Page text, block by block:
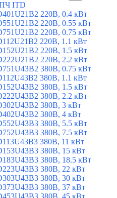
ITD
220В, 0.4 кВт
220В, 0.55 кВт
220В, 0.75 кВт
220В, 1.1 кВт
220В, 1.5 кВт
220В, 2.2 кВт
380В, 0.75 кВт
380В, 1.1 кВт
380В, 1.5 кВт
380В, 2.2 кВт
380В, 3 кВт
380В, 4 кВт
380В, 5.5 кВт
380В, 7.5 кВт
380В, 11 кВт
380В, 15 кВт
380В, 18.5 кВт
380В, 22 кВт
380В, 30 кВт
380В, 37 кВт